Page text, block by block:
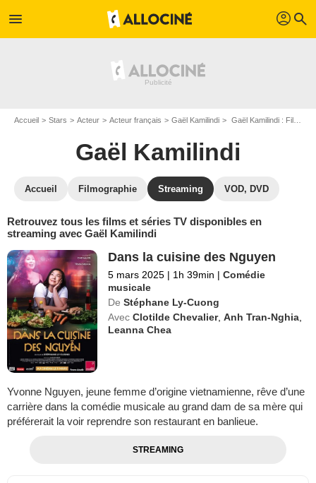
menu profil search
Accueil Stars Acteur Acteur français Gaël Kamilindi Gaël Kamilindi : Films et séries online
Gaël Kamilindi
Accueil Filmographie Streaming VOD, DVD
Retrouvez tous les films et séries TV disponibles en
streaming avec Gaël Kamilindi
Dans la cuisine des Nguyen
5 mars 2025 | 1h 39min | Comédie
musicale
De Stéphane Ly-Cuong
Avec Clotilde Chevalier,Anh Tran-Nghia
Leanna Chea
Yvonne Nguyen, jeune femme d’origine vietnamienne, rêve d’une
carrière dans la comédie musicale au grand dam de sa mère qui
préférerait la voir reprendre son restaurant en banlieue.
STREAMING